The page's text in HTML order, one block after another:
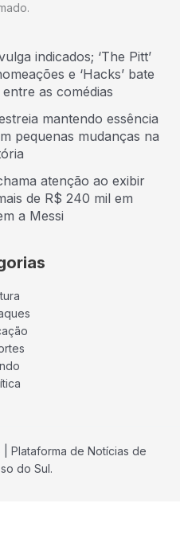
indicados; ‘The Pitt’
e ‘Hacks’ bate
as comédias
mantendo essência
pequenas mudanças na
atenção ao exibir
de R$ 240 mil em
a Messi
Plataforma de Notícias de
do Sul.